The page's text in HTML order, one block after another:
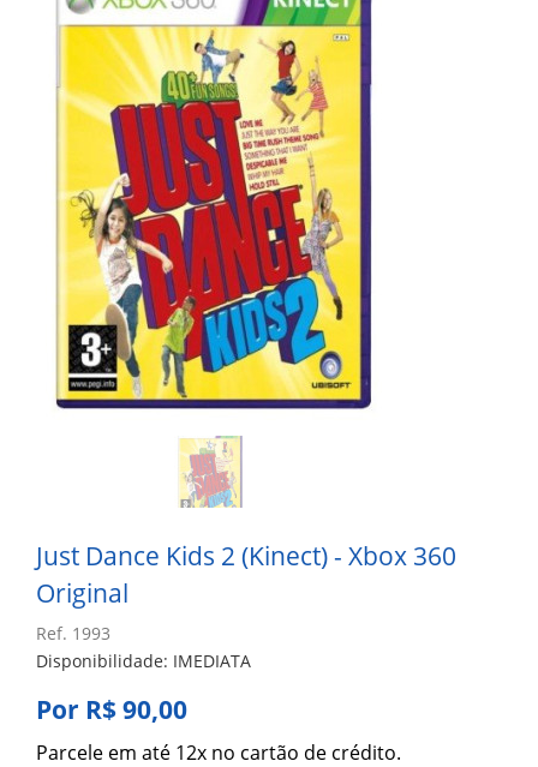
Just Dance Kids 2 (Kinect) - Xbox 360
Original
Ref. 1993
Disponibilidade: IMEDIATA
Por R$ 90,00
Parcele em até 12x no cartão de crédito.